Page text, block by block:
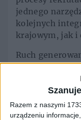
Razem z naszymi
urządzeniu
jednego
kolejnych
krajowym, jak i
Ruch
na
wykonanych
na stanowiska
bezawaryjność